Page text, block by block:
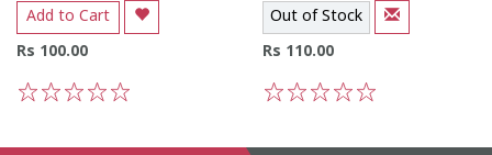
Add to Cart
Rs 100.00
Out of Stock
Rs 110.00